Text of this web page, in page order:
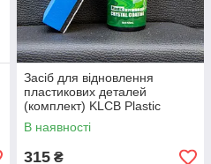
Засіб для відновлення
пластикових деталей
(комплект) KLCB Plastic
Crystal Coating 50ml
В наявності
315 ₴